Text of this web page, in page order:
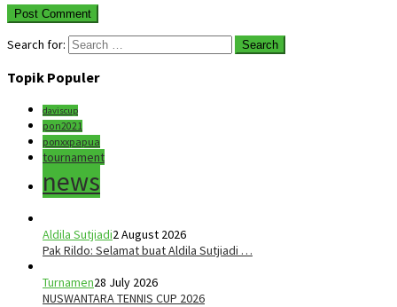
Search for:
Topik Populer
daviscup
pon2021
ponxxpapua
tournament
news
Aldila Sutjiadi2 August 2026
Pak Rildo: Selamat buat Aldila Sutjiadi …
Turnamen28 July 2026
NUSWANTARA TENNIS CUP 2026